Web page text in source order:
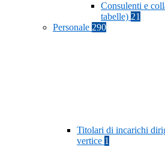
Consulenti e
tabelle) 21
Personale 290
Titolari di incarichi
vertice 1